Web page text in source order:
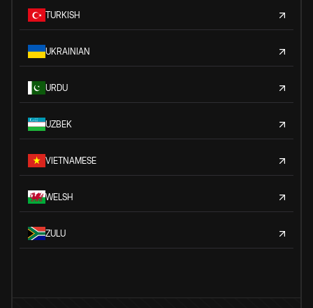
TURKISH
UKRAINIAN
URDU
UZBEK
VIETNAMESE
WELSH
ZULU